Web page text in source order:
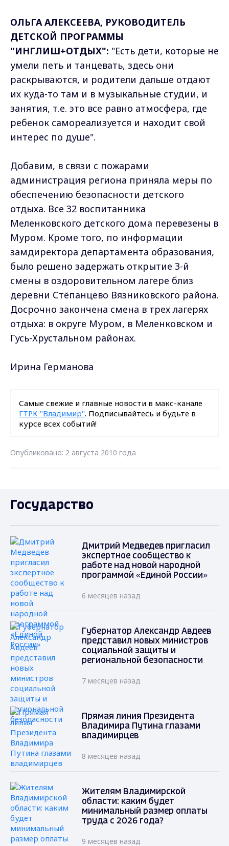
ОЛЬГА АЛЕКСЕЕВА, РУКОВОДИТЕЛЬ
ДЕТСКОЙ ПРОГРАММЫ
"ИНГЛИШ+ОТДЫХ": "Есть дети, которые не
умели петь и танцевать, здесь они
раскрываются, и родители дальше отдают
их куда-то там и в музыкальные студии, и
занятия, т.е. это все равно атмосфера, где
ребенок самореализуется и находит свой
интерес по душе".
Добавим, в связи с пожарами
администрация региона приняла меры по
обеспечению безопасности детского
отдыха. Все 32 воспитанника
Меленковского детского дома перевезены в
Муром. Кроме того, по информации
замдиректора департамента образования,
было решено задержать открытие 3-й
смены в оздоровительном лагере близ
деревни Стёпанцево Вязниковского района.
Досрочно закончена смена в трех лагерях
отдыха: в округе Муром, в Меленковском и
Гусь-Хрустальном районах.
Ирина Германова
Самые свежие и главные новости в макс-канале
ГТРК "Владимир". Подписывайтесь и будьте в
курсе всех событий!
Опубликовано: 2 августа 2010 года
Государство
Дмитрий Медведев пригласил
экспертное сообщество к
работе над новой народной
программой «Единой России»
6 месяцев назад
Губернатор Александр Авдеев
представил новых министров
социальной защиты и
региональной безопасности
7 месяцев назад
Прямая линия Президента
Владимира Путина глазами
владимирцев
8 месяцев назад
Жителям Владимирской
области: каким будет
минимальный размер оплаты
труда с 2026 года?
9 месяцев назад